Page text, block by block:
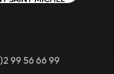
99 56 66 99